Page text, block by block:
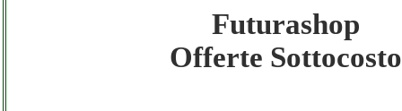
Futurashop - Offerte Ecommerce
Futurashop
Offerte Sottocosto